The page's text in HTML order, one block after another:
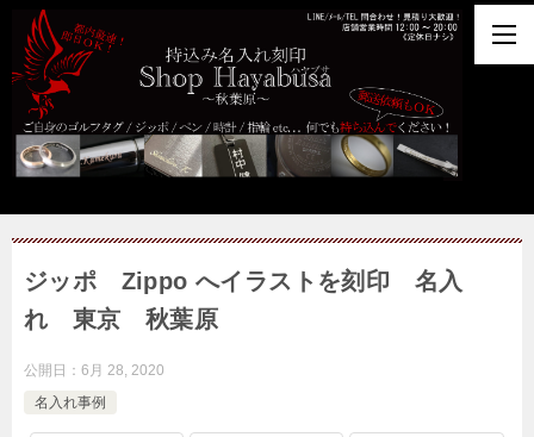
ジッポ Zippo へイラストを刻印 名入
れ 東京 秋葉原
公開日： 6月 28, 2020
名入れ事例